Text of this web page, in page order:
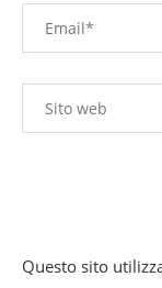
Questo sito